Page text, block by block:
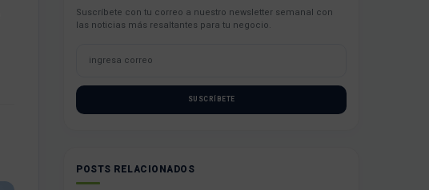
Suscríbete con tu correo a nuestro newsletter semanal con
las noticias más resaltantes para tu negocio.
SUSCRÍBETE
POSTS RELACIONADOS